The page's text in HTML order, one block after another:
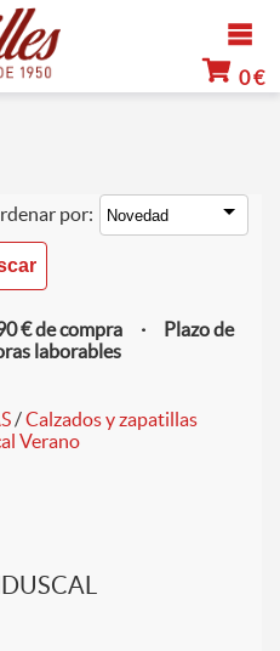
0 €
por:
€ de compra · Plazo de
laborables
/Calzados y zapatillas
Verano